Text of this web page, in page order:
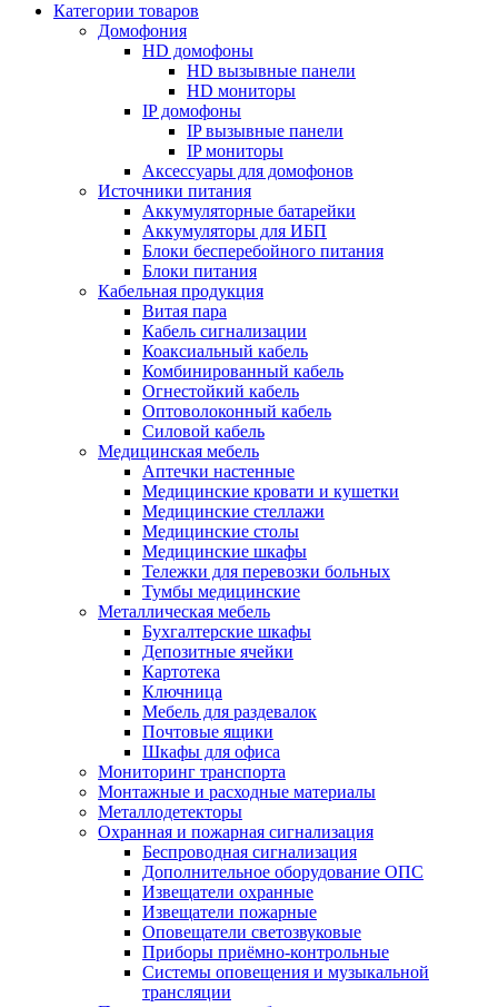
Категории товаров
Домофония
HD домофоны
HD вызывные панели
HD мониторы
IP домофоны
IP вызывные панели
IP мониторы
Аксессуары для домофонов
Источники питания
Аккумуляторные батарейки
Аккумуляторы для ИБП
Блоки бесперебойного питания
Блоки питания
Кабельная продукция
Витая пара
Кабель сигнализации
Коаксиальный кабель
Комбинированный кабель
Огнестойкий кабель
Оптоволоконный кабель
Силовой кабель
Медицинская мебель
Аптечки настенные
Медицинские кровати и кушетки
Медицинские стеллажи
Медицинские столы
Медицинские шкафы
Тележки для перевозки больных
Тумбы медицинские
Металлическая мебель
Бухгалтерские шкафы
Депозитные ячейки
Картотека
Ключница
Мебель для раздевалок
Почтовые ящики
Шкафы для офиса
Мониторинг транспорта
Монтажные и расходные материалы
Металлодетекторы
Охранная и пожарная сигнализация
Беспроводная сигнализация
Дополнительное оборудование ОПС
Извещатели охранные
Извещатели пожарные
Оповещатели светозвуковые
Приборы приёмно-контрольные
Системы оповещения и музыкальной
трансляции